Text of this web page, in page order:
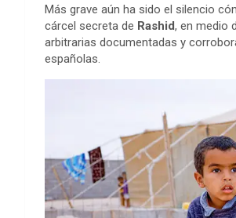
Más grave aún ha sido el silencio
cárcel secreta de Rashid, en medio
arbitrarias documentadas y
españolas.